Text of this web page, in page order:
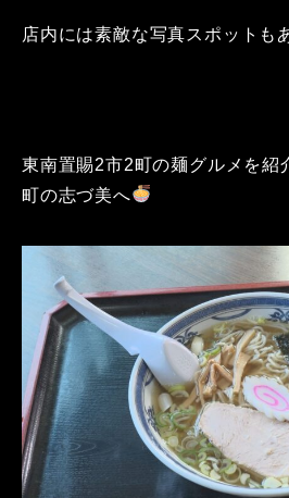
店内には素敵な写真スポットも
東南置賜2市2町の麺グルメを紹
町の志づ美へ